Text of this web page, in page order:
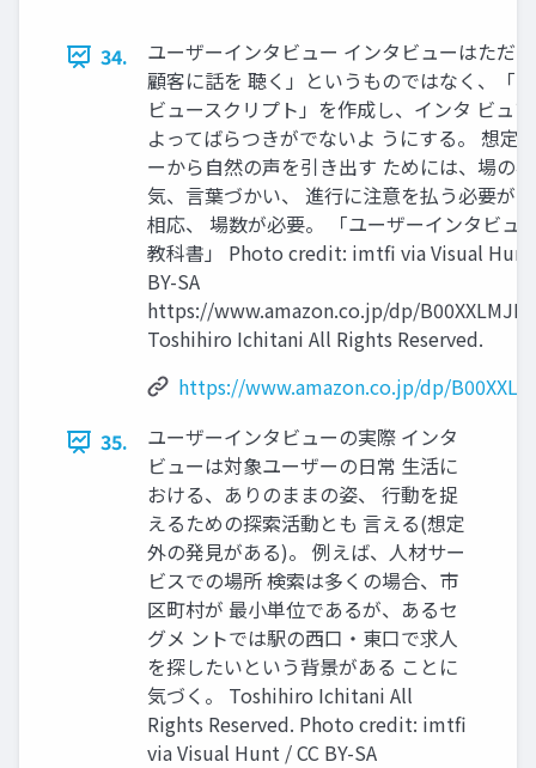
34.
ユーザーインタビュー インタビューはただ
顧客に話を 聴く」というものではなく、「
ビュースクリプト」を作成し、インタ ビュ
よってばらつきがでないよ うにする。 想定
ーから⾃然の声を引き出す ためには、場の
気、⾔葉づかい、 進⾏に注意を払う必要が
相応、 場数が必要。 「ユーザーインタビュ
教科書」 Photo credit: imtﬁ via Visual Hunt
BY-SA
https://www.amazon.co.jp/dp/
Toshihiro Ichitani All Rights Reserved.
https://www.amazon.co.jp/dp/
35.
ユーザーインタビューの実際 インタ
ビューは対象ユーザーの⽇常 ⽣活に
おける、ありのままの姿、 ⾏動を捉
えるための探索活動とも ⾔える(想定
外の発⾒がある)。 例えば、⼈材サー
ビスでの場所 検索は多くの場合、市
区町村が 最⼩単位であるが、あるセ
グメ ントでは駅の⻄⼝・東⼝で求⼈
を探したいという背景がある ことに
気づく。 Toshihiro Ichitani All
Rights Reserved. Photo credit: imtﬁ
via Visual Hunt / CC BY-SA